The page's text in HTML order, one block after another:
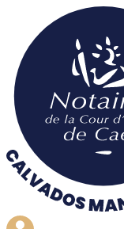
contenu
principal